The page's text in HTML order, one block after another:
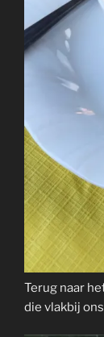
Terug naar
die vlakbij